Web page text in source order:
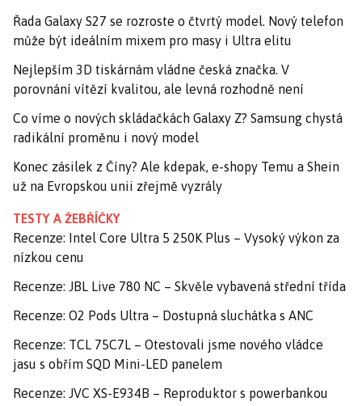
Řada Galaxy S27 se rozroste o čtvrtý model. Nový telefon
může být ideálním mixem pro masy i Ultra elitu
Nejlepším 3D tiskárnám vládne česká značka. V
porovnání vítězí kvalitou, ale levná rozhodně není
Co víme o nových skládačkách Galaxy Z? Samsung chystá
radikální proměnu i nový model
Konec zásilek z Číny? Ale kdepak, e-shopy Temu a Shein
už na Evropskou unii zřejmě vyzrály
TESTY A ŽEBŘÍČKY
Recenze: Intel Core Ultra 5 250K Plus – Vysoký výkon za
nízkou cenu
Recenze: JBL Live 780 NC – Skvěle vybavená střední třída
Recenze: O2 Pods Ultra – Dostupná sluchátka s ANC
Recenze: TCL 75C7L – Otestovali jsme nového vládce
jasu s obřím SQD Mini-LED panelem
Recenze: JVC XS-E934B – Reproduktor s powerbankou